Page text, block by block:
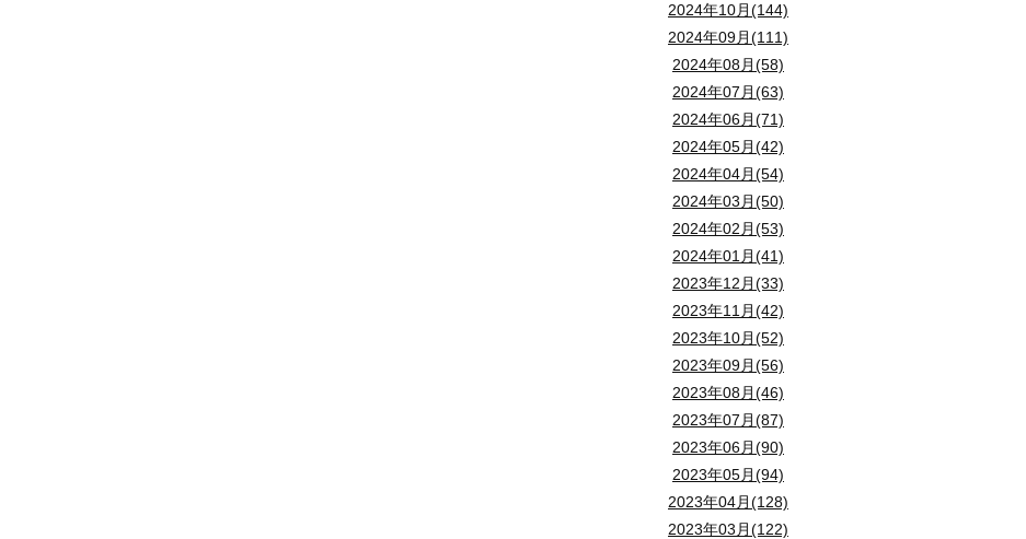
2024年10月(144)
2024年09月(111)
2024年08月(58)
2024年07月(63)
2024年06月(71)
2024年05月(42)
2024年04月(54)
2024年03月(50)
2024年02月(53)
2024年01月(41)
2023年12月(33)
2023年11月(42)
2023年10月(52)
2023年09月(56)
2023年08月(46)
2023年07月(87)
2023年06月(90)
2023年05月(94)
2023年04月(128)
2023年03月(122)